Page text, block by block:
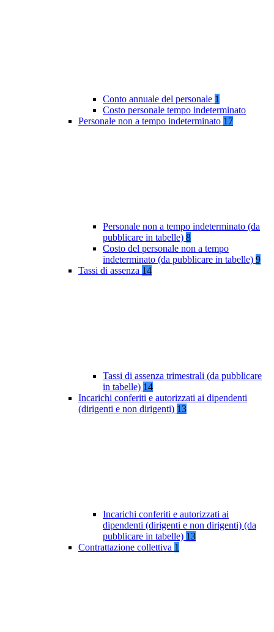
Conto annuale del personale 1
Costo personale tempo indeterminato
Personale non a tempo indeterminato 17
Personale non a tempo indeterminato (da
pubblicare in tabelle) 8
Costo del personale non a tempo
indeterminato (da pubblicare in tabelle) 9
Tassi di assenza 14
Tassi di assenza trimestrali (da pubblicare
in tabelle) 14
Incarichi conferiti e autorizzati ai dipendenti
(dirigenti e non dirigenti) 13
Incarichi conferiti e autorizzati ai
dipendenti (dirigenti e non dirigenti) (da
pubblicare in tabelle) 13
Contrattazione collettiva 1